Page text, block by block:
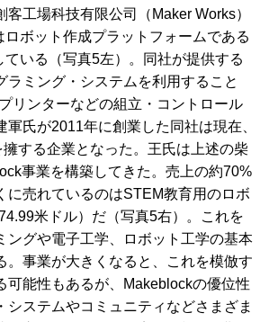
客工場科技有限公司（ Maker Works）
ロボット作成プラットフォームである
ている（写真5左）。同社が提供する
ラミング・システムを利用すること
リンターなどの組立・コントロール
軍氏が2011年に創業した同社は現在、
する企業となった。王氏は上述の柴
事業を構築してきた。売上の約70%
に売れているのはSTEM教育用のロボ
米ドル）だ（写真5右）。これを
ングや電子工学、ロボット工学の基本
。事業が大きくなると、これを模倣す
能性もあるが、
Makeblockの優位性
システムやコミュニティなどさまざま